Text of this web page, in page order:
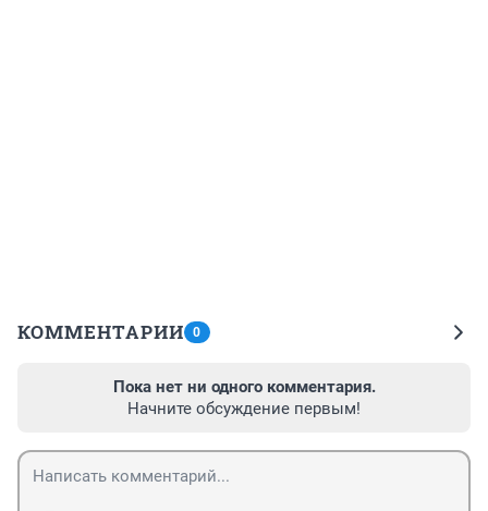
КОММЕНТАРИИ 0
Пока нет ни одного комментария.
Начните обсуждение первым!